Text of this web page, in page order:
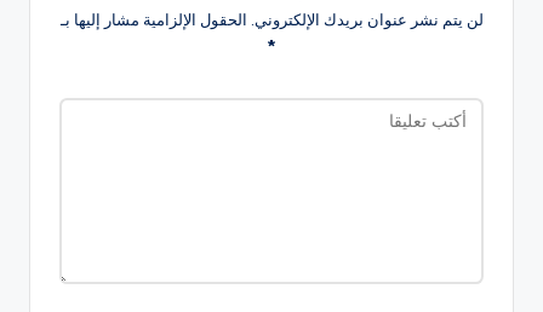
لن يتم نشر عنوان بريدك الإلكتروني. الحقول الإلزامية مشار إليها بـ
*